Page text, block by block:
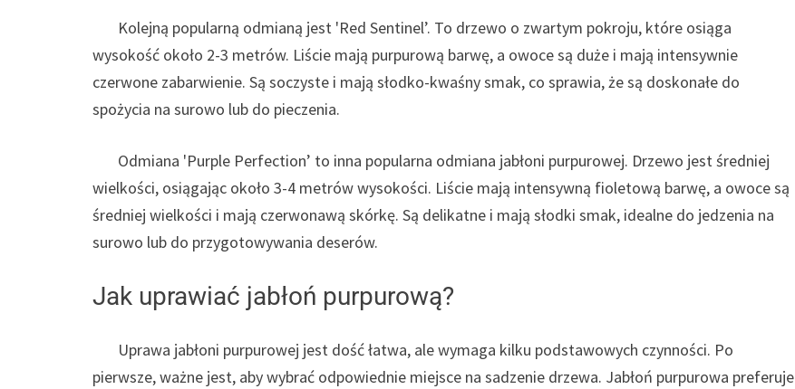
Kolejną popularną odmianą jest 'Red Sentinel’. To drzewo o zwartym pokroju, które osiąga
wysokość około 2-3 metrów. Liście mają purpurową barwę, a owoce są duże i mają intensywnie
czerwone zabarwienie. Są soczyste i mają słodko-kwaśny smak, co sprawia, że są doskonałe do
spożycia na surowo lub do pieczenia.
Odmiana 'Purple Perfection’ to inna popularna odmiana jabłoni purpurowej. Drzewo jest średniej
wielkości, osiągając około 3-4 metrów wysokości. Liście mają intensywną fioletową barwę, a owoce są
średniej wielkości i mają czerwonawą skórkę. Są delikatne i mają słodki smak, idealne do jedzenia na
surowo lub do przygotowywania deserów.
Jak uprawiać jabłoń purpurową?
Uprawa jabłoni purpurowej jest dość łatwa, ale wymaga kilku podstawowych czynności. Po
pierwsze, ważne jest, aby wybrać odpowiednie miejsce na sadzenie drzewa. Jabłoń purpurowa preferuje